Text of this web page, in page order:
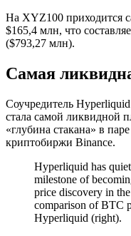
На XYZ100 приходится
$165,4 млн, что
($793,27 млн).
Самая
Соучредитель
стала самой ликвидной
«глубина стакана» в
криптобиржи Binance.
Hyperliquid has
milestone of
price discovery in
comparison of BTC
Hyperliquid (right).